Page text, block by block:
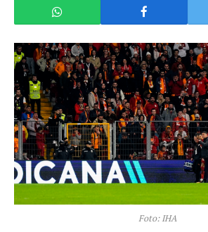
Foto: IHA